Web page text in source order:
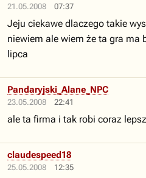
21.05.2008 07:37
Jeju ciekawe dlaczego takie
niewiem ale wiem że ta gra ma
lipca
23.05.2008 22:41
Pandaryjski_Alane_NPC
ale ta firma i tak robi coraz
25.05.2008 12:35
claudespeed18